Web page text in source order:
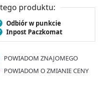
produktu:
Odbiór w punkcie
Inpost Paczkomat
POWIADOM ZNAJOMEGO
POWIADOM O ZMIANIE CENY